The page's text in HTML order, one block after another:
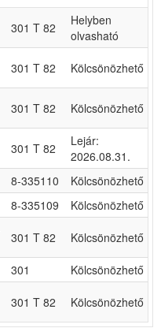
301 T 82
Helyben
olvasható
301 T 82 Kölcsönözhető
301 T 82 Kölcsönözhető
301 T 82
Lejár:
2026.08.31.
8-335110
Kölcsönözhető
8-335109 Kölcsönözhető
301 T 82 Kölcsönözhető
301 Kölcsönözhető
301 T 82 Kölcsönözhető